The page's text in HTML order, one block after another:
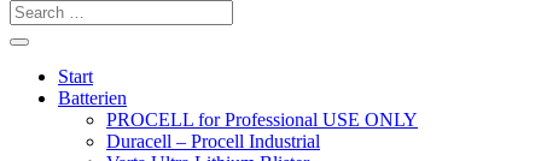
Start
Batterien
PROCELL for Professional USE ONLY
Duracell – Procell Industrial